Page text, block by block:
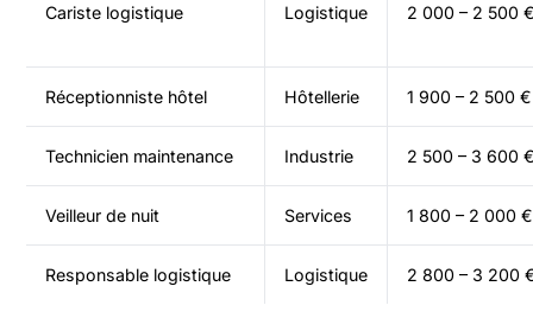
Cariste logistique Logistique 2 000 – 2 500
Réceptionniste hôtel Hôtellerie 1 900 – 2 500 €
Technicien maintenance Industrie 2 500 – 3 600
Veilleur de nuit Services 1 800 – 2 000 €
Responsable logistique Logistique 2 800 – 3 200